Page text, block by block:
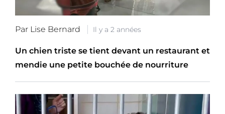
Par Lise Bernard Il y a 2 années
Un chien triste se tient devant un restaurant et
mendie une petite bouchée de nourriture